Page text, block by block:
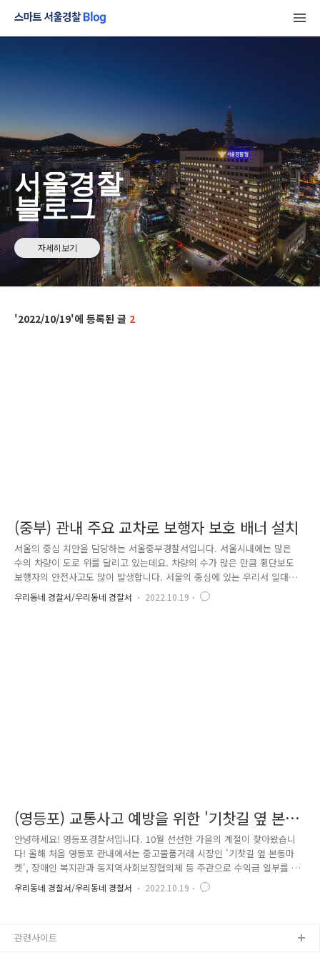
서울경찰
블로그
자세히보기
2022/10/19 2
(중부) 관내 주요 교차로 보행자 보호 배너 설치
서울의 중심 치안을 담당하는 서울중부경찰서입니다. 서울시내에는 많은
수의 차량이 도로 위를 달리고 있는데요. 차량의 수가 많은 만큼 횡단보도
보행자의 안전사고도 많이 발생합니다. 서울의 중심에 있는 우리서 일대는
교통량이 많기로 유명한데요. 이에 우리서 교통과에서는 횡단보도를 건너
는 보행자의 안전을 위해 큼직한 글씨·눈의 띄는 색상·고휘도 반사재질의
우리동네 경찰서/우리동네 경찰서 2022.10.19
(영등포) 교통사고 예방을 위한 '기찻길 옆 본동
마켓' 홍보 부스 운영
안녕하세요! 영등포경찰서입니다. 10월 선선한 가을의 계절이 찾아왔습니
다! 올해 처음 영등포 관내에서는 중고물품거래 시장인 '기찻길 옆 본동마
켓', 장애인 복지관과 동지역사회보장협의체 등 주관으로 수익금 일부를 불
우이웃기금으로 활용하는 행사가 개최되었습니다. 이에 영등포경찰서는
'기찻길 옆 본동마켓' 내 교통사고 예방 홍보 부스를 운영하였습니다. 안전
아이들에게 인기 많은 경찰복 체험 부스에는 멋진 꼬마 경찰관들이 많이
우리동네 경찰서/우리동네 경찰서 2022.10.19
관련사이트